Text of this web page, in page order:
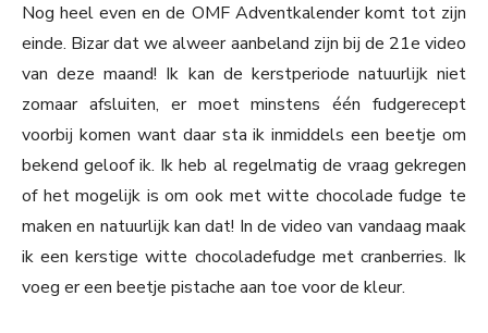
Nog heel even en de OMF Adventkalender komt tot zijn
einde. Bizar dat we alweer aanbeland zijn bij de 21e video
van deze maand! Ik kan de kerstperiode natuurlijk niet
zomaar afsluiten, er moet minstens één fudgerecept
voorbij komen want daar sta ik inmiddels een beetje om
bekend geloof ik. Ik heb al regelmatig de vraag gekregen
of het mogelijk is om ook met witte chocolade fudge te
maken en natuurlijk kan dat! In de video van vandaag maak
ik een kerstige witte chocoladefudge met cranberries. Ik
voeg er een beetje pistache aan toe voor de kleur.